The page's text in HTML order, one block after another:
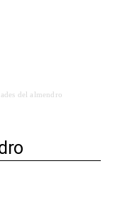
del almendro